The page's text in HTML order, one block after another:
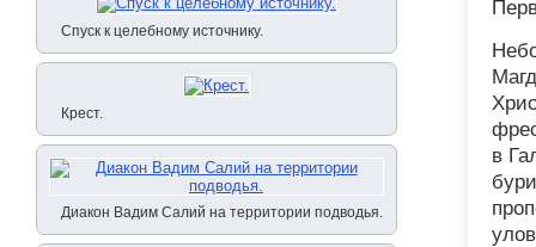
Спуск к целебному источнику.
Крест.
Диакон Вадим Салий на территории подводья.
в